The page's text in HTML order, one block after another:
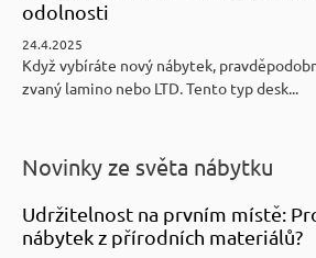
odolnosti
24.4.2025
Když vybíráte nový nábytek,
zvaný lamino nebo LTD. Tento typ desk...
Novinky ze světa nábytku
Udržitelnost na prvním místě:
nábytek z přírodních materiálů?